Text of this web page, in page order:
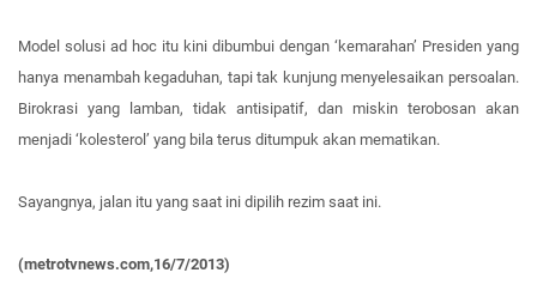
Model solusi ad hoc itu kini dibumbui dengan ‘kemarahan’ Presiden yang
hanya menambah kegaduhan, tapi tak kunjung menyelesaikan persoalan.
Birokrasi yang lamban, tidak antisipatif, dan miskin terobosan akan
menjadi ‘kolesterol’ yang bila terus ditumpuk akan mematikan.
Sayangnya, jalan itu yang saat ini dipilih rezim saat ini.
(metrotvnews.com,16/7/2013)